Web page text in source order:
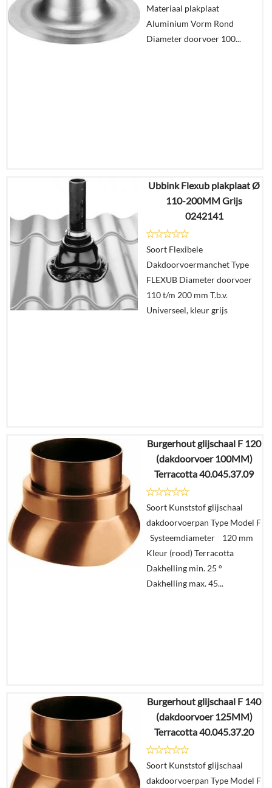
Materiaal plakplaat
Aluminium Vorm Rond
Diameter doorvoer 100...
€37,10
€21,70
In
winkelmand
Ubbink Flexub plakplaat Ø
110-200MM Grijs
0242141
Soort Flexibele
Dakdoorvoermanchet Type
FLEXUB Diameter doorvoer
110 t/m 200 mm T.b.v.
Universeel, kleur grijs
€101,04
€100,42
In
winkelmand
Burgerhout glijschaal F 120
(dakdoorvoer 100MM)
Terracotta 40.045.37.09
Soort Kunststof glijschaal
dakdoorvoerpan Type Model F
Systeemdiameter 120 mm
Kleur (rood) Terracotta
Dakhelling min. 25 °
Dakhelling max. 45...
€17,17
€10,04
Burgerhout glijschaal F 140
(dakdoorvoer 125MM)
Terracotta 40.045.37.20
Soort Kunststof glijschaal
dakdoorvoerpan Type Model F